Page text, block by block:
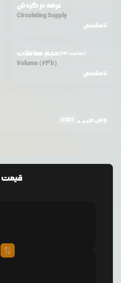
عرضه در گردش
Circulating Supply
نامشخص
حجم معاملات (24 ساعت)
Volume (24h)
نامشخص
USDT 0.004038
قیمت